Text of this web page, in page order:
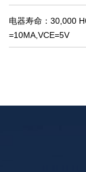
电器寿命： 30,000
=10MA,VCE=5V